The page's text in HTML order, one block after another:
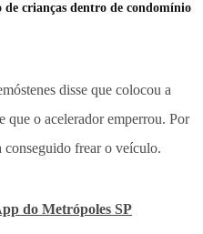
crianças dentro de condomínio
disse que colocou a
que o acelerador emperrou. Por
conseguido frear o veículo.
do Metrópoles SP